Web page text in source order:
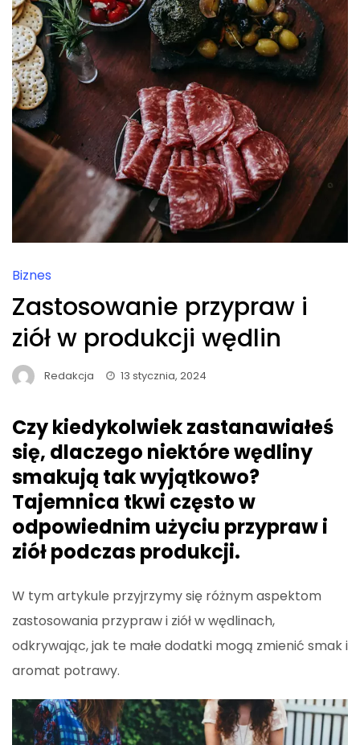
Biznes
Zastosowanie przypraw i
ziół w produkcji wędlin
Redakcja 13 stycznia, 2024
Czy kiedykolwiek zastanawiałeś
się, dlaczego niektóre wędliny
smakują tak wyjątkowo?
Tajemnica tkwi często w
odpowiednim użyciu przypraw i
ziół podczas produkcji.
W tym artykule przyjrzymy się różnym aspektom
zastosowania przypraw i ziół w wędlinach,
odkrywając, jak te małe dodatki mogą zmienić smak i
aromat potrawy.